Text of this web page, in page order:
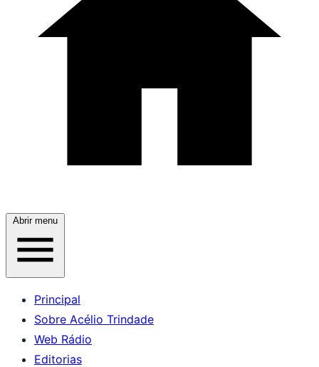
Abrir menu
Principal
Sobre Acélio Trindade
Web Rádio
Editorias